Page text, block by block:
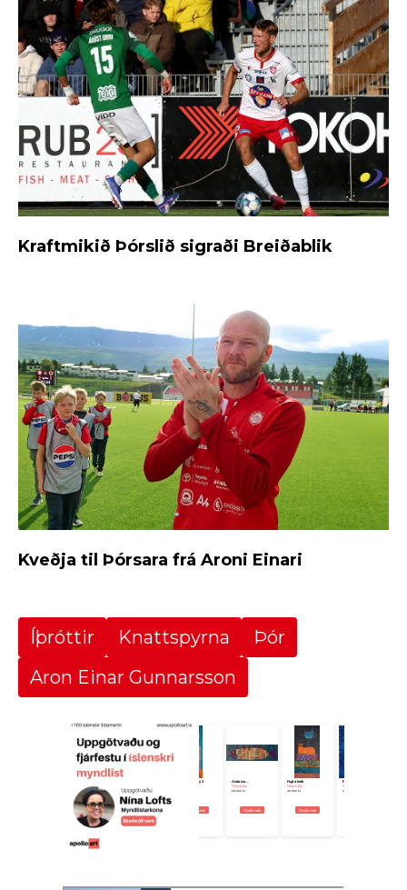
Kraftmikið Þórslið sigraði Breiðablik
Kveðja til Þórsara frá Aroni Einari
Íþróttir Knattspyrna
Þór
Aron Einar Gunnarsson